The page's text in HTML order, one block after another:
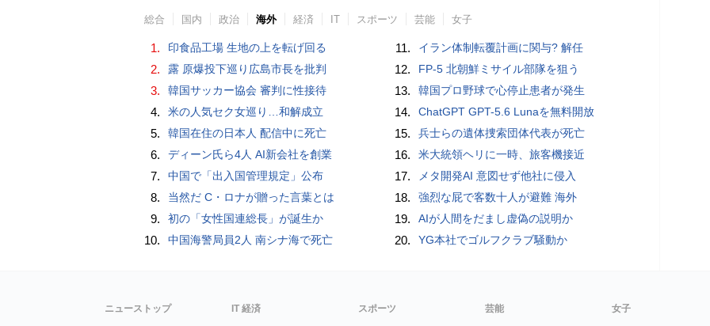
総合 国内 政治 海外 経済 IT スポーツ 芸能 女子
1. 印食品工場 生地の上を転げ回る
2. 露 原爆投下巡り広島市長を批判
3. 韓国サッカー協会 審判に性接待
4. 米の人気セク女巡り…和解成立
5. 韓国在住の日本人 配信中に死亡
6. ディーン氏ら4人 AI新会社を創業
7. 中国で「出入国管理規定」公布
8. 当然だ C・ロナが贈った言葉とは
9. 初の「女性国連総長」が誕生か
10. 中国海警局員2人 南シナ海で死亡
11. イラン体制転覆計画に関与? 解任
12. FP-5 北朝鮮ミサイル部隊を狙う
13. 韓国プロ野球で心停止患者が発生
14. ChatGPT GPT-5.6 Lunaを無料開放
15. 兵士らの遺体捜索団体代表が死亡
16. 米大統領ヘリに一時、旅客機接近
17. メタ開発AI 意図せず他社に侵入
18. 強烈な屁で客数十人が避難 海外
19. AIが人間をだまし虚偽の説明か
20. YG本社でゴルフクラブ騒動か
ニューストップ IT 経済 スポーツ 芸能 女子